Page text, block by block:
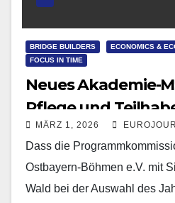
BRIDGE BUILDERS
ECONOMICS &
FOCUS IN TIME
Neues Akademie-
Pflege und
Zeit
MÄRZ 1, 2026
Dass die
Ostbayern-Böhmen e.V. mit
Wald bei der Auswahl des